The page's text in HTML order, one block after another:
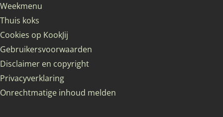
Weekmenu
Thuis koks
Cookies op KookJij
Gebruikersvoorwaarden
Disclaimer en copyright
Privacyverklaring
Onrechtmatige inhoud melden